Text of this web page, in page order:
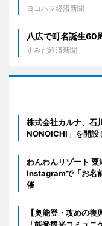
ヨコハマ経済新聞
八広で町名誕生
すみだ経済新聞
株式会社カルナ、石
NONOICHI」を開設
わんわんリゾート 粟
Instagramで「お名
催
【奥能登・攻めの
「能登観光コミュ